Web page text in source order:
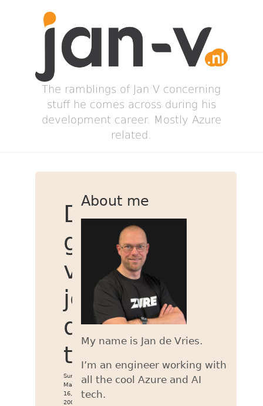
The ramblings of Jan V concerning
stuff he comes across during his
development career. Mostly Azure
related.
De
grootte
van
je
database
tabellen
Sun
Mar
16,
2008
About me
My name is Jan de Vries.
I’m an engineer working with
all the cool Azure and AI
tech.